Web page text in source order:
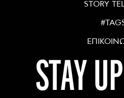
STORY
STAY